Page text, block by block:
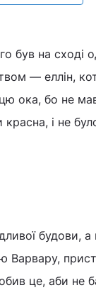
був на сході
— еллін,
ока, бо не
і не
будови,
Варвару,
це, аби не